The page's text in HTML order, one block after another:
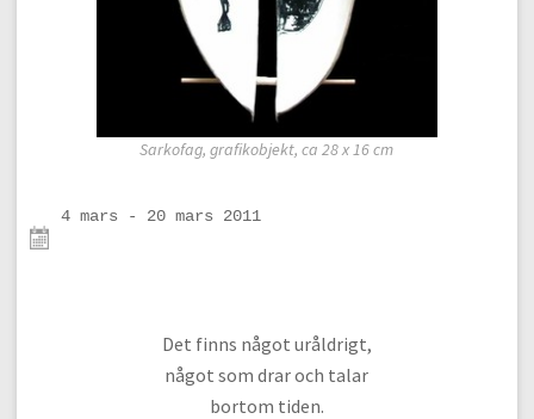
Sarkofag, grafikobjekt, ca 28 x 16 cm
4 mars - 20 mars 2011
Det finns något uråldrigt,
något som drar och talar
bortom tiden.